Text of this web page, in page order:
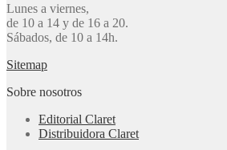
Lunes a viernes,
de 10 a 14 y de 16 a 20.
Sábados, de 10 a 14h.
Sitemap
Sobre nosotros
Editorial Claret
Distribuidora Claret